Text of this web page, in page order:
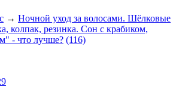
→ Ночной уход за волосами. Шёлковые
колпак, резинка. Сон с крабиком,
- что лучше? (116)